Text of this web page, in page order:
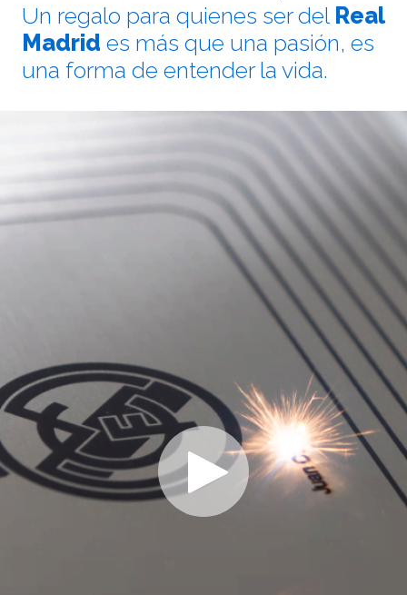
Un regalo para quienes ser del Real
Madrid es más que una pasión, es
una forma de entender la vida.